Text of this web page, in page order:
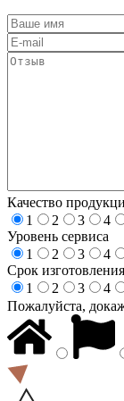
Качество
1
2 3 4
Уровень сервиса
1
2 3 4
Срок изготовления
1
2 3 4
Пожалуйста,